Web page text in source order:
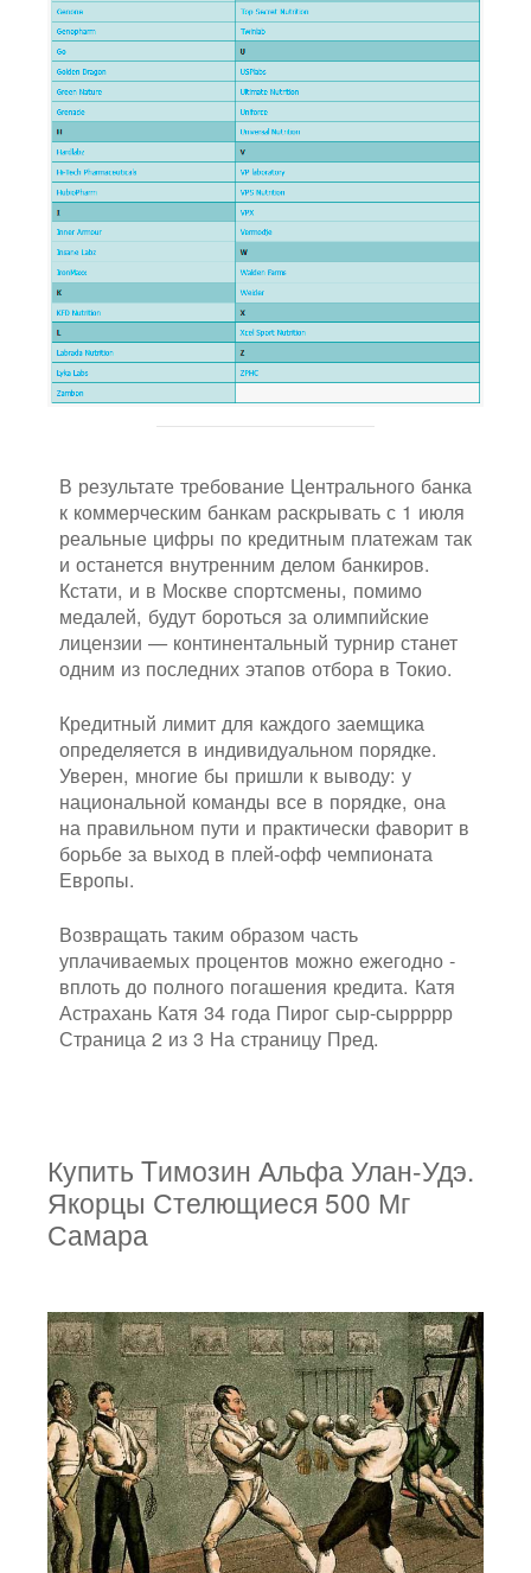
В результате требование Центрального банка
к коммерческим банкам раскрывать с 1 июля
реальные цифры по кредитным платежам так
и останется внутренним делом банкиров.
Кстати, и в Москве спортсмены, помимо
медалей, будут бороться за олимпийские
лицензии — континентальный турнир станет
одним из последних этапов отбора в Токио.
Кредитный лимит для каждого заемщика
определяется в индивидуальном порядке.
Уверен, многие бы пришли к выводу: у
национальной команды все в порядке, она
на правильном пути и практически фаворит в
борьбе за выход в плей-офф чемпионата
Европы.
Возвращать таким образом часть
уплачиваемых процентов можно ежегодно -
вплоть до полного погашения кредита. Катя
Астрахань Катя 34 года Пирог сыр-сыррррр
Страница 2 из 3 На страницу Пред.
Купить Tимозин Альфа Улан-Удэ.
Якорцы Стелющиеся 500 Мг
Самара